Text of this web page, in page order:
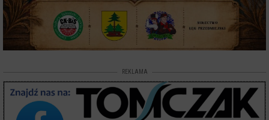
REKLAMA